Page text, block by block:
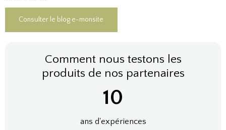
Consulter le blog e-monsite
Comment nous testons les
produits de nos partenaires
10
ans d'expériences